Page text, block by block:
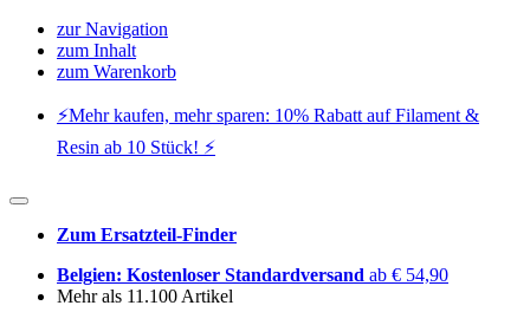
zur Navigation
zum Inhalt
zum Warenkorb
⚡️Mehr kaufen, mehr sparen: 10% Rabatt auf Filament &
Resin ab 10 Stück! ⚡️
Zum Ersatzteil-Finder
Belgien: Kostenloser Standardversand ab € 54,90
Mehr als 11.100 Artikel